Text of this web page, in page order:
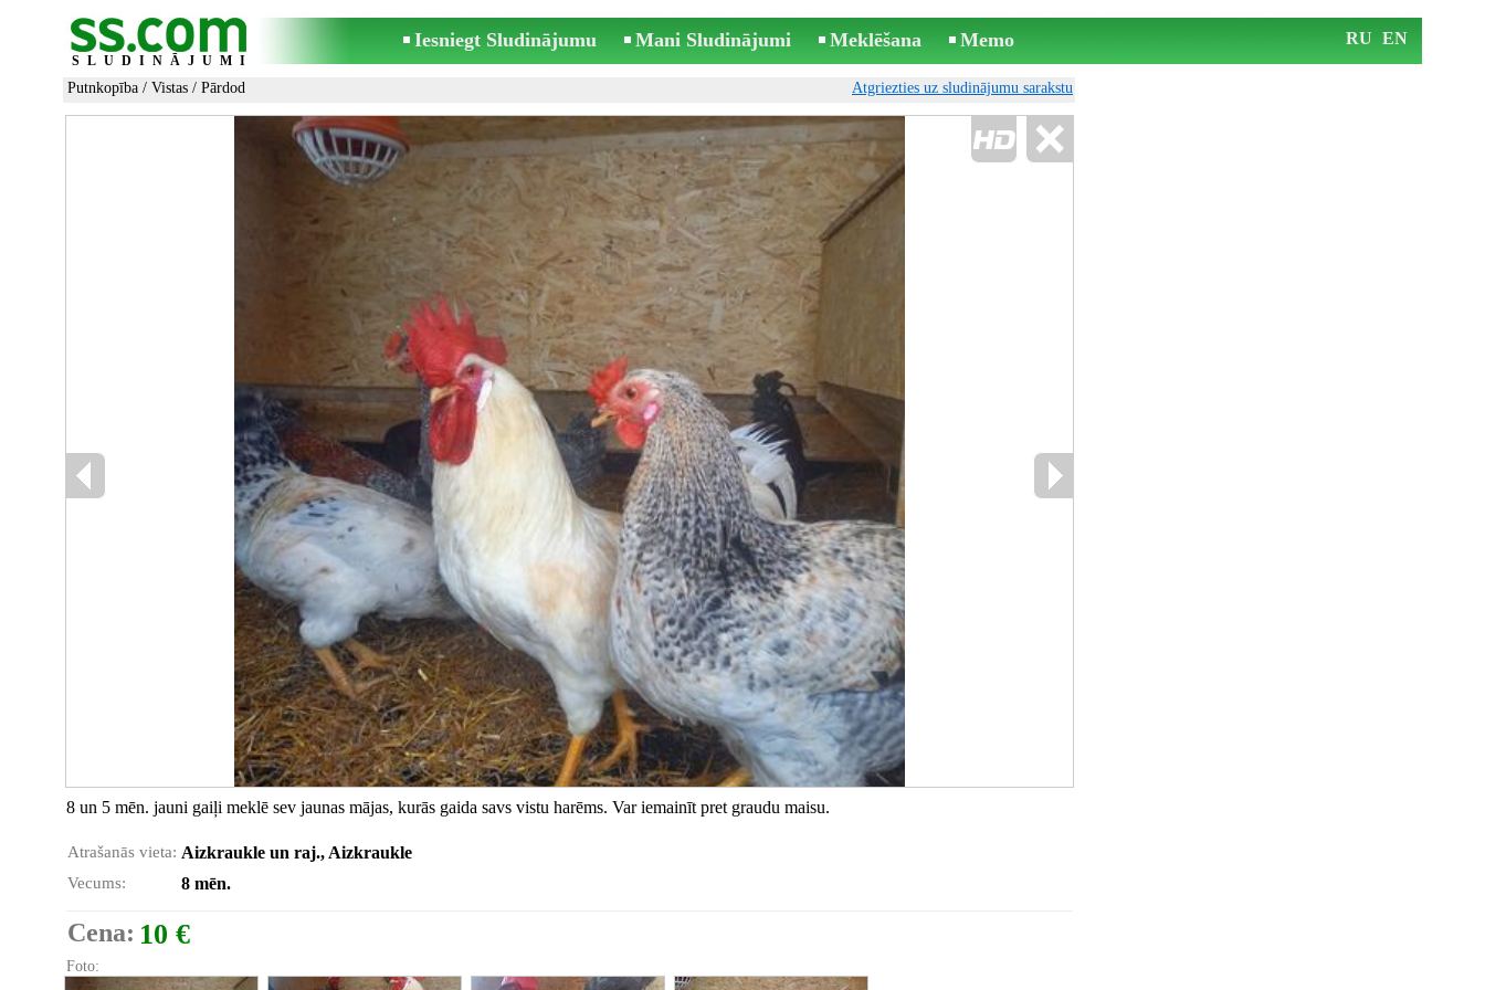
SLUDINĀJUMI
Iesniegt Sludinājumu Mani Sludinājumi Meklēšana Memo RU EN
Putnkopība / Vistas / Pārdod Atgriezties uz sludinājumu sarakstu
8 un 5 mēn. jauni gaiļi meklē sev jaunas mājas, kurās gaida savs vistu harēms. Var iemainīt pret graudu maisu.
Atrašanās vieta: Aizkraukle un raj., Aizkraukle
Vecums: 8 mēn.
Cena: 10 €
Foto: